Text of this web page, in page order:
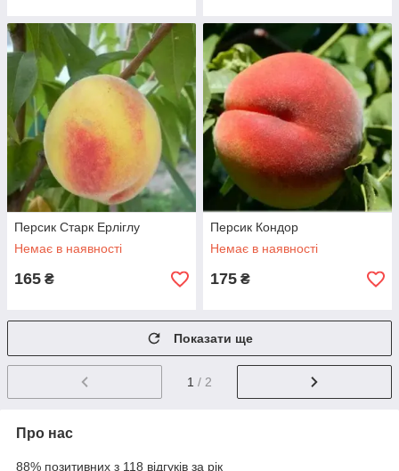
Персик Старк Ерліглу
Немає в наявності
165 ₴
Персик Кондор
Немає в наявності
175 ₴
Показати ще
1 / 2
Про нас
88% позитивних з 118 відгуків за рік